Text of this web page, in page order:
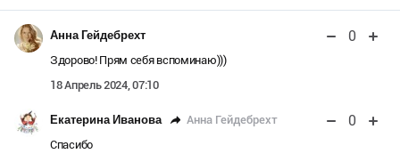
Анна Гейдебрехт 0
Здорово! Прям себя вспоминаю)))
18 Апрель 2024, 07:10
Екатерина Иванова Анна Гейдебрехт 0
Спасибо